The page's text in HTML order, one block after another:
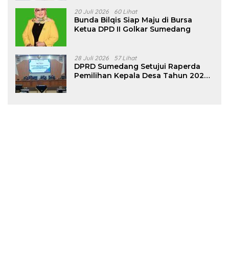
20 Juli 2026 60 Lihat
Bunda Bilqis Siap Maju di Bursa
Ketua DPD II Golkar Sumedang
28 Juli 2026 57 Lihat
DPRD Sumedang Setujui Raperda
Pemilihan Kepala Desa Tahun 2026